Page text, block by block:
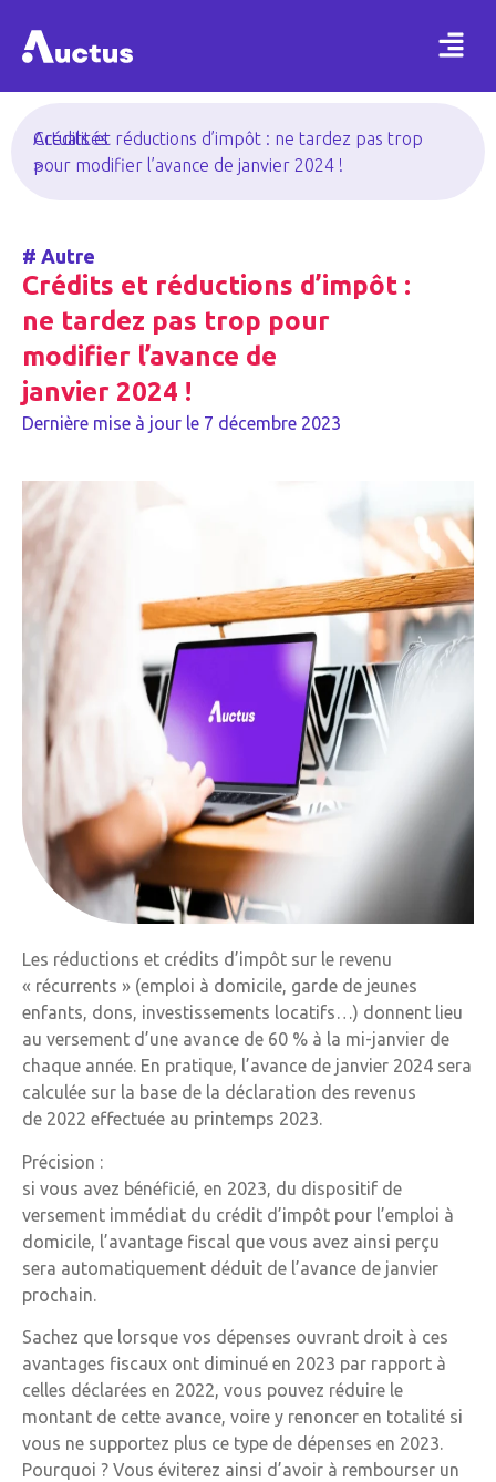
Actualités
>
Crédits et réductions d’impôt : ne tardez pas trop
pour modifier l’avance de janvier 2024 !
# Autre
Crédits et réductions d’impôt :
ne tardez pas trop pour
modifier l’avance de
janvier 2024 !
Dernière mise à jour le 7 décembre 2023
Les réductions et crédits d’impôt sur le revenu
« récurrents » (emploi à domicile, garde de jeunes
enfants, dons, investissements locatifs…) donnent lieu
au versement d’une avance de 60 % à la mi-janvier de
chaque année. En pratique, l’avance de janvier 2024 sera
calculée sur la base de la déclaration des revenus
de 2022 effectuée au printemps 2023.
Précision :
si vous avez bénéficié, en 2023, du dispositif de
versement immédiat du crédit d’impôt pour l’emploi à
domicile, l’avantage fiscal que vous avez ainsi perçu
sera automatiquement déduit de l’avance de janvier
prochain.
Sachez que lorsque vos dépenses ouvrant droit à ces
avantages fiscaux ont diminué en 2023 par rapport à
celles déclarées en 2022, vous pouvez réduire le
montant de cette avance, voire y renoncer en totalité si
vous ne supportez plus ce type de dépenses en 2023.
Pourquoi ? Vous éviterez ainsi d’avoir à rembourser un